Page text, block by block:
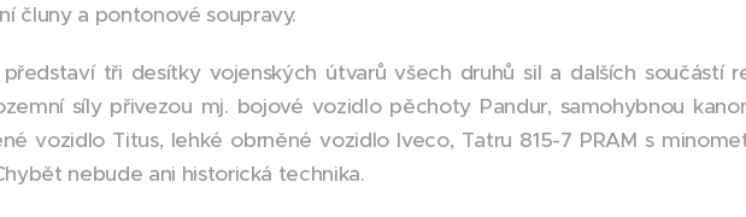
čluny a pontonové soupravy.
tři desítky vojenských útvarů všech druhů sil a dalších součástí
síly přivezou mj. bojové vozidlo pěchoty Pandur, samohybnou
vozidlo Titus, lehké obrněné vozidlo Iveco, Tatru 815-7 PRAM s
nebude ani historická technika.